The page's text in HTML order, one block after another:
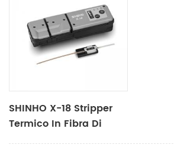
SHINHO X-18 Stripper
Termico In Fibra Di